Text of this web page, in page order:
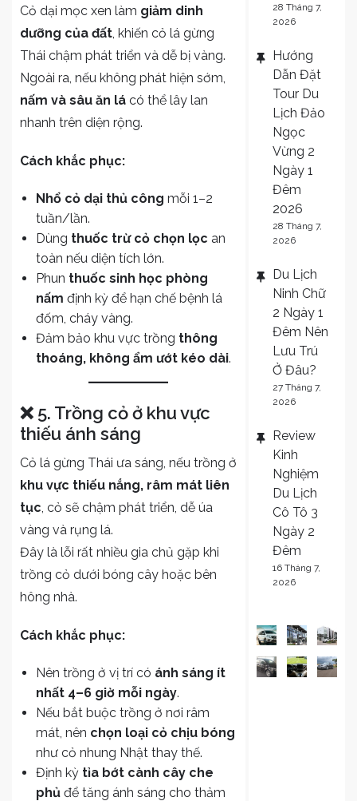
Cỏ dại mọc xen làm giảm dinh
dưỡng của đất, khiến cỏ lá gừng
Thái chậm phát triển và dễ bị vàng.
Ngoài ra, nếu không phát hiện sớm,
nấm và sâu ăn lá có thể lây lan
nhanh trên diện rộng.
Cách khắc phục:
Nhổ cỏ dại thủ công mỗi 1–2
tuần/lần.
Dùng thuốc trừ cỏ chọn lọc an
toàn nếu diện tích lớn.
Phun thuốc sinh học phòng
nấm định kỳ để hạn chế bệnh lá
đốm, cháy vàng.
Đảm bảo khu vực trồng thông
thoáng, không ẩm ướt kéo dài.
❌ 5. Trồng cỏ ở khu vực
thiếu ánh sáng
Cỏ lá gừng Thái ưa sáng, nếu trồng ở
khu vực thiếu nắng, râm mát liên
tục, cỏ sẽ chậm phát triển, dễ úa
vàng và rụng lá.
Đây là lỗi rất nhiều gia chủ gặp khi
trồng cỏ dưới bóng cây hoặc bên
hông nhà.
Cách khắc phục:
Nên trồng ở vị trí có ánh sáng ít
nhất 4–6 giờ mỗi ngày.
Nếu bắt buộc trồng ở nơi râm
mát, nên chọn loại cỏ chịu bóng
như cỏ nhung Nhật thay thế.
Định kỳ tỉa bớt cành cây che
phủ để tăng ánh sáng cho thảm
28 Tháng 7,
2026
Hướng
Dẫn Đặt
Tour Du
Lịch Đảo
Ngọc
Vừng 2
Ngày 1
Đêm
2026
28 Tháng 7,
2026
Du Lịch
Ninh Chữ
2 Ngày 1
Đêm Nên
Lưu Trú
Ở Đâu?
27 Tháng 7,
2026
Review
Kinh
Nghiệm
Du Lịch
Cô Tô 3
Ngày 2
Đêm
16 Tháng 7,
2026